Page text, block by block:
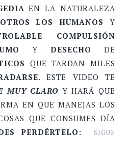
EN LA NATURALEZA
LOS HUMANOS
Y
COMPULSIÓN
Y DESECHO DE
QUE TARDAN MILES
. ESTE VIDEO TE
MUY CLARO Y HARÁ QUE
EN QUE MANEJAS LOS
QUE CONSUMES DÍA
PERDÉRTELO:
SIGUE